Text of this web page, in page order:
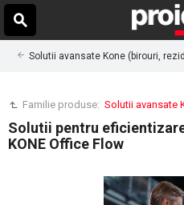
Solutii avansate Kone (birouri,
Familie produse: Solutii avansate
Solutii pentru
KONE Office Flow